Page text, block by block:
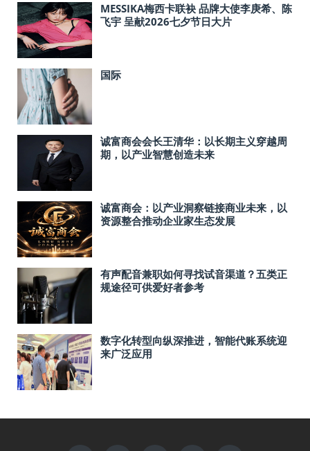
MESSIKA梅西卡联袂 品牌大使李庚希、陈
飞宇 呈献2026七夕节日大片
国际
诚富商会会长王清华：以长期主义穿越周
期，以产业智慧创造未来
诚富商会：以产业洞察链接商业未来，以
资源整合推动企业家生态发展
有声配音兼职如何寻找试音渠道？五类正
规途径可供爱好者参考
数字化转型向纵深推进，智能代账系统迎
来广泛应用